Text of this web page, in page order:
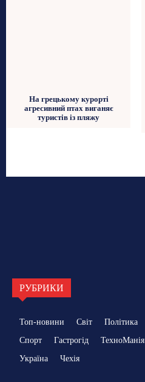
На грецькому курорті
агресивний птах виганяє
туристів із пляжу
РУБРИКИ
Топ-новини Світ Політика
Спорт
Гастрогід ТехноМанія
Україна
Чехія